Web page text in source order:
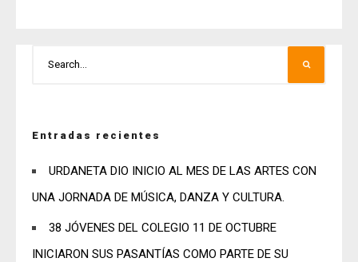
Entradas recientes
URDANETA DIO INICIO AL MES DE LAS ARTES CON
UNA JORNADA DE MÚSICA, DANZA Y CULTURA.
38 JÓVENES DEL COLEGIO 11 DE OCTUBRE
INICIARON SUS PASANTÍAS COMO PARTE DE SU